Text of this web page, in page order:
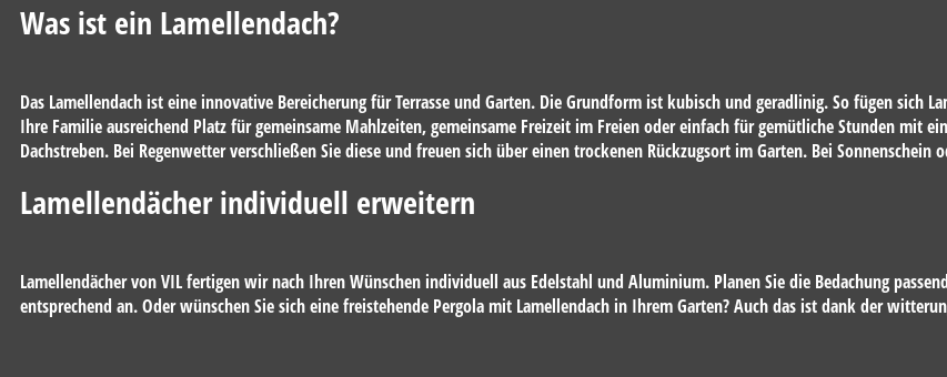
Was ist ein Lamellendach?
Das Lamellendach ist eine innovative Bereicherung für Terrasse und Garten. Die Grundform ist kubisch und geradlinig. So fügen sich
Ihre Familie ausreichend Platz für gemeinsame Mahlzeiten, gemeinsame Freizeit im Freien oder einfach für gemütliche Stunden mit
Dachstreben. Bei Regenwetter verschließen Sie diese und freuen sich über einen trockenen Rückzugsort im Garten. Bei
Lamellendächer individuell erweitern
Lamellendächer von VIL fertigen wir nach Ihren Wünschen individuell aus Edelstahl und Aluminium. Planen Sie die Bedachung
entsprechend an. Oder wünschen Sie sich eine freistehende Pergola mit Lamellendach in Ihrem Garten? Auch das ist dank der